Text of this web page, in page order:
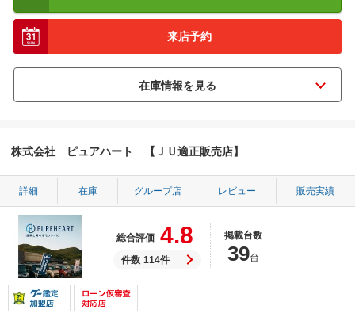
来店予約
株式会社 ピュアハート 【ＪＵ適正販売店】
詳細 在庫 グループ店 レビュー 販売実績
総合評価 4.8
件数 114件
掲載台数
39台